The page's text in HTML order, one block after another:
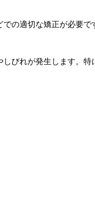
の適切な矯正が必要で
びれが発生します。